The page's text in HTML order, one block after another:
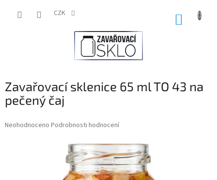
CZK
Zavařovací sklenice 65 ml TO 43 na
pečený čaj
Průměrné
Neohodnoceno Podrobnosti hodnocení